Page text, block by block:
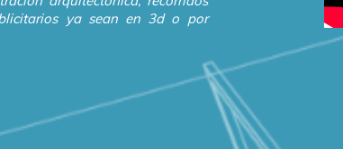
ya sean en 3d o por